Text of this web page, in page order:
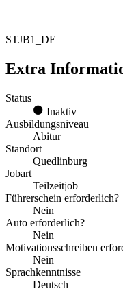
STJB1_DE
Extra
Status
Inaktiv
Ausbildungsniveau
Abitur
Standort
Quedlinburg
Jobart
Teilzeitjob
Führerschein erforderlich?
Nein
Auto erforderlich?
Nein
Motivationsschreiben
Nein
Sprachkenntnisse
Deutsch